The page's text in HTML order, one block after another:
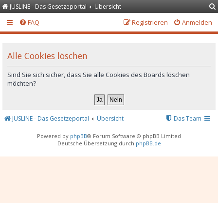
JUSLINE - Das Gesetzeportal Übersicht
FAQ Anmelden
Registrieren
Alle Cookies löschen
Sind Sie sich sicher, dass Sie alle Cookies des Boards löschen
möchten?
JUSLINE - Das Gesetzeportal Übersicht Das Team
Powered by phpBB® Forum Software © phpBB Limited
Deutsche Übersetzung durch phpBB.de